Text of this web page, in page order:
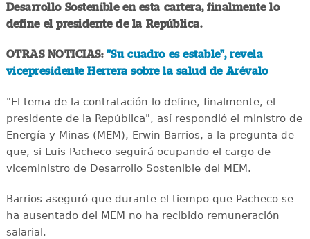
Desarrollo Sostenible en esta cartera, finalmente lo
define el presidente de la República.
OTRAS NOTICIAS: "Su cuadro es estable", revela
vicepresidente Herrera sobre la salud de Arévalo
"El tema de la contratación lo define, finalmente, el
presidente de la República", así respondió el ministro de
Energía y Minas (MEM), Erwin Barrios, a la pregunta de
que, si Luis Pacheco seguirá ocupando el cargo de
viceministro de Desarrollo Sostenible del MEM.
Barrios aseguró que durante el tiempo que Pacheco se
ha ausentado del MEM no ha recibido remuneración
salarial.